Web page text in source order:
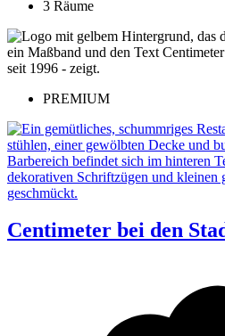
3 Räume
PREMIUM
Centimeter bei den